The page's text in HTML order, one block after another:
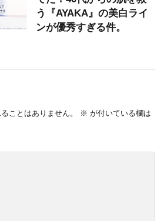
う『AYAKA』の美白ライ
ンが優秀すぎる件。
ことはありません。 ※ が付いている欄は